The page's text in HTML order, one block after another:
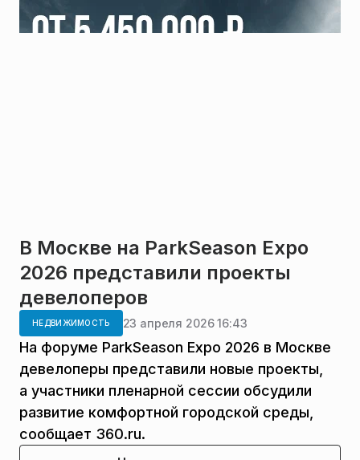
В Москве на ParkSeason Expo
2026 представили проекты
девелоперов
НЕДВИЖИМОСТЬ 23 апреля 2026 16:43
На форуме ParkSeason Expo 2026 в Москве
девелоперы представили новые проекты,
а участники пленарной сессии обсудили
развитие комфортной городской среды,
сообщает 360.ru.